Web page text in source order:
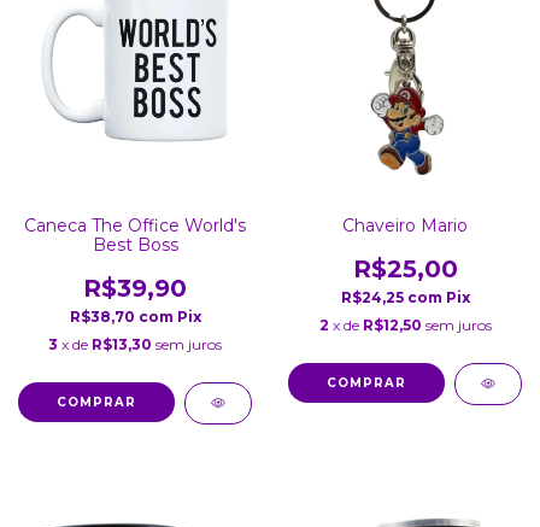
Caneca The Office World's
Best Boss
R$39,90
R$38,70 com Pix
3 x de R$13,30 sem juros
Chaveiro Mario
R$25,00
R$24,25 com Pix
2 x de R$12,50 sem juros